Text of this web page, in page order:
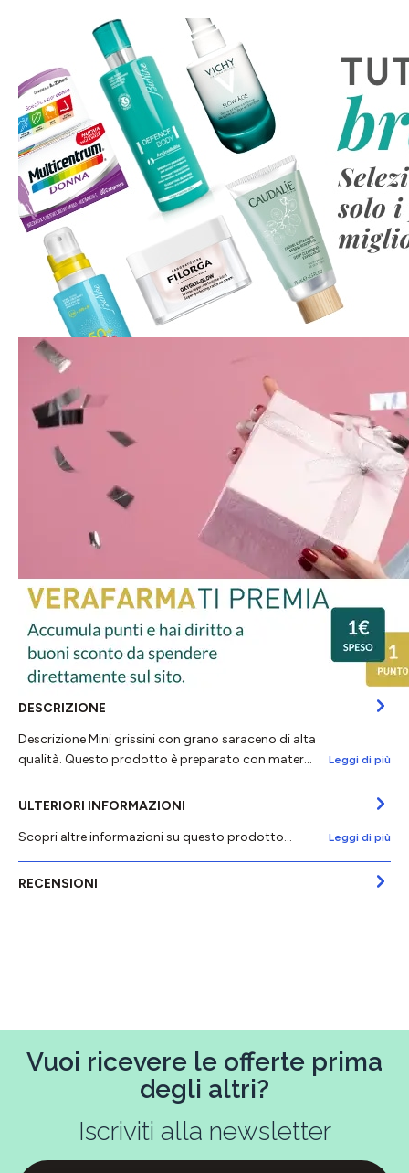
DESCRIZIONE
Descrizione Mini grissini con grano saraceno di alta
qualità. Questo prodotto è preparato con mater…
Leggi di più
ULTERIORI INFORMAZIONI
Scopri altre informazioni su questo prodotto...
Leggi di più
RECENSIONI
Vuoi ricevere le offerte prima
degli altri?
Iscriviti alla newsletter